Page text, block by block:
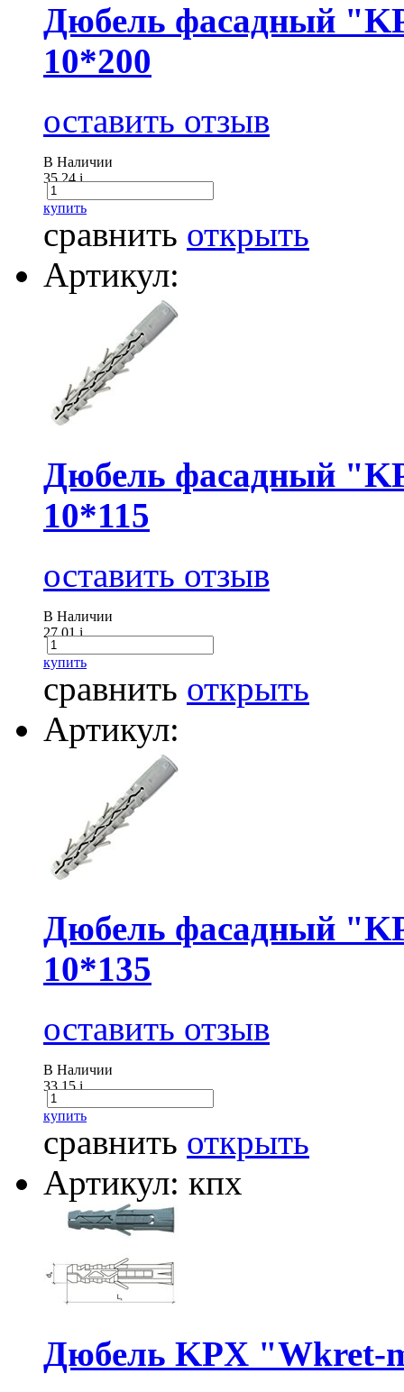
Дюбель фасадный
10*200
оставить отзыв
В Наличии
35.24i
купить
сравнить открыть
Артикул:
Дюбель фасадный
10*115
оставить отзыв
В Наличии
27.01i
купить
сравнить открыть
Артикул:
Дюбель фасадный
10*135
оставить отзыв
В Наличии
33.15i
купить
сравнить открыть
Артикул: кпх
Дюбель KPX "Wkret-